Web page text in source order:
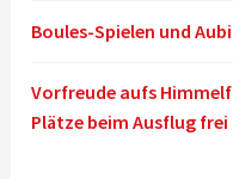
Boules-Spielen und
Vorfreude aufs
Plätze beim Ausflug frei